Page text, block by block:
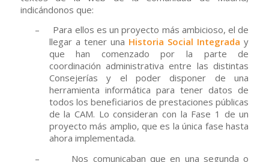
indicándonos que:
–
Para ellos es un proyecto más ambicioso, el de
llegar a tener una Historia Social Integrada y
que han comenzado por la parte de
coordinación administrativa entre las distintas
Consejerías y el poder disponer de una
herramienta informática para tener datos de
todos los beneficiarios de prestaciones públicas
de la CAM. Lo consideran con la Fase 1 de un
proyecto más amplio, que es la única fase hasta
ahora implementada.
–
Nos comunicaban que en una segunda o